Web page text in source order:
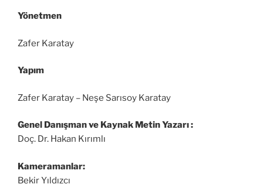
Yönetmen
Zafer Karatay
Yapım
Zafer Karatay – Neşe Sarısoy Karatay
Genel Danışman ve Kaynak Metin Yazarı :
Doç. Dr. Hakan Kırımlı
Kameramanlar:
Bekir Yıldızcı